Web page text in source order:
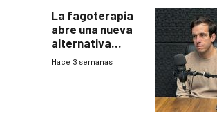
La fagoterapia
abre una nueva
alternativa
contra bacterias
Hace 3 semanas